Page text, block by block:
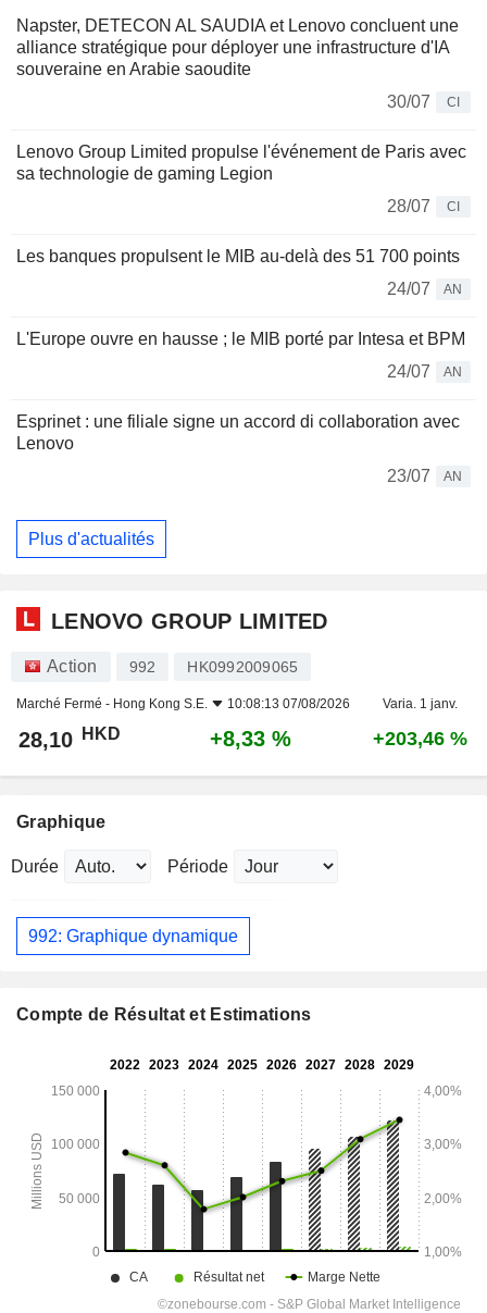
Napster, DETECON AL SAUDIA et Lenovo concluent une
alliance stratégique pour déployer une infrastructure d'IA
souveraine en Arabie saoudite
30/07
CI
Lenovo Group Limited propulse l'événement de Paris avec
sa technologie de gaming Legion
28/07
CI
Les banques propulsent le MIB au-delà des 51 700 points
24/07
AN
L'Europe ouvre en hausse ; le MIB porté par Intesa et BPM
24/07
AN
Esprinet : une filiale signe un accord di collaboration avec
Lenovo
23/07
AN
Plus d'actualités
LENOVO GROUP LIMITED
Action 992 HK0992009065
Marché Fermé - Hong Kong S.E. 10:08:13 07/08/2026 Varia. 1 janv.
28,10 HKD +8,33 % +203,46 %
Graphique
Durée Période
992: Graphique dynamique
Compte de Résultat et Estimations